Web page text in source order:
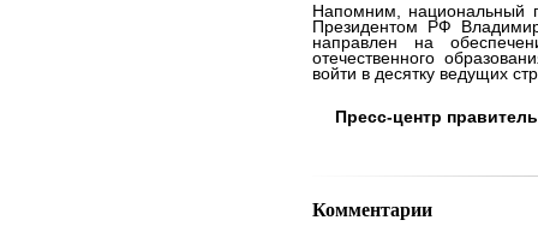
Напомним, национальный
Президентом РФ
направлен на
отечественного
войти в десятку ведущих
Пресс-центр
Комментарии